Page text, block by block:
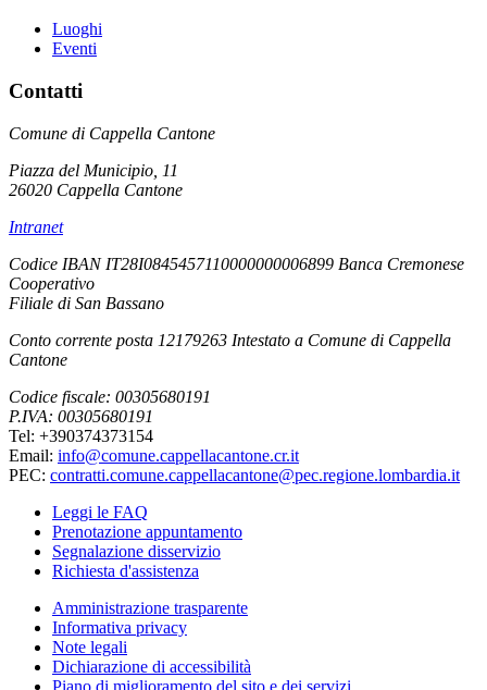
Luoghi
Eventi
Contatti
Comune di Cappella Cantone
Piazza del Municipio, 11
26020 Cappella Cantone
Intranet
Codice IBAN IT28I0845457110000000006899 Banca Cremonese
Cooperativo
Filiale di San Bassano
Conto corrente posta 12179263 Intestato a Comune di Cappella
Cantone
Codice fiscale: 00305680191
P.IVA: 00305680191
Tel: +390374373154
Email: info@comune.cappellacantone.cr.it
PEC: contratti.comune.cappellacantone@pec.regione.lombardia.it
Leggi le FAQ
Prenotazione appuntamento
Segnalazione disservizio
Richiesta d'assistenza
Amministrazione trasparente
Informativa privacy
Note legali
Dichiarazione di accessibilità
Piano di miglioramento del sito e dei servizi